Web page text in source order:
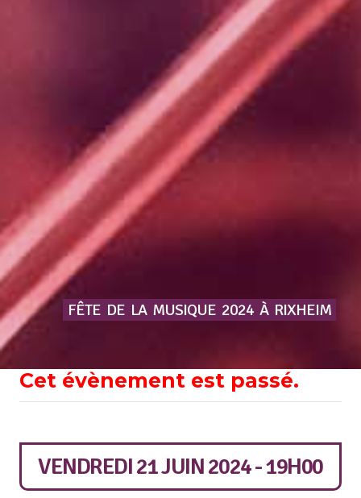
FÊTE DE LA MUSIQUE 2024 À RIXHEIM
Cet évènement est passé.
VENDREDI 21 JUIN 2024 - 19H00